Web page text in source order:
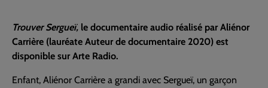
Trouver Sergueï, le documentaire audio réalisé par Aliénor
Carrière (lauréate Auteur de documentaire 2020) est
disponible sur Arte Radio.
Enfant, Aliénor Carrière a grandi avec Sergueï, un garçon